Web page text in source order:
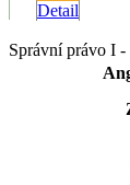
Detail
Správní právo I -